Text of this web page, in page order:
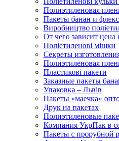
Полиэтиленовая
Пакеты банан и
Виробництво
От чего зависит
Поліетиленові мішки
Секреты
Полиэтиленовая
Пластикові пакети
Заказные пакеты
Упаковка – Львів
Пакеты «маечка»
Друк на пакетах
Полиэтиленовые
Компания УкрПак в
Пакеты с прорубной